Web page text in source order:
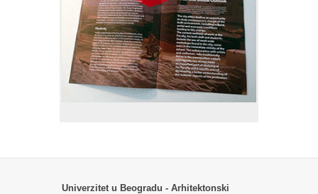
Univerzitet u Beogradu - Arhitektonski